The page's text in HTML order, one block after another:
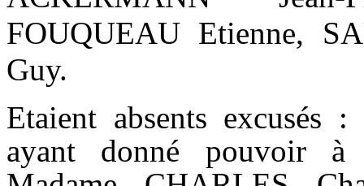
FOUQUEAU Etienne,
Guy.
Etaient absents excusés
ayant donné pouvoir à